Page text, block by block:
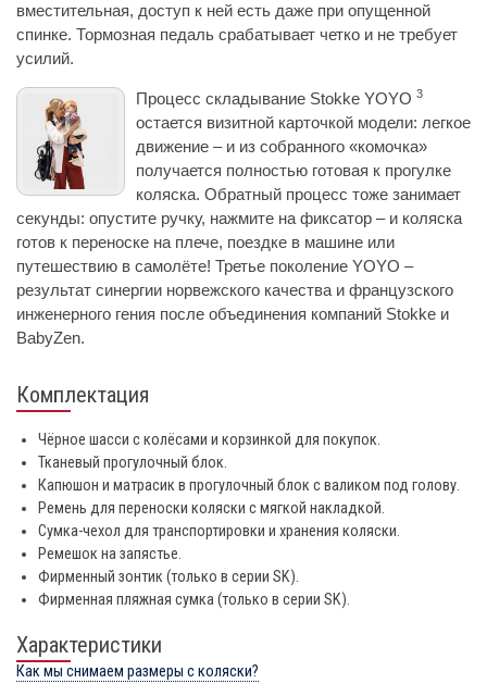
вместительная, доступ к ней есть даже при опущенной
спинке. Тормозная педаль срабатывает четко и не требует
усилий.
Процесс складывание Stokke YOYO 3
остается визитной карточкой модели: легкое
движение – и из собранного «комочка»
получается полностью готовая к прогулке
коляска. Обратный процесс тоже занимает
секунды: опустите ручку, нажмите на фиксатор – и коляска
готов к переноске на плече, поездке в машине или
путешествию в самолёте! Третье поколение YOYO –
результат синергии норвежского качества и французского
инженерного гения после объединения компаний Stokke и
BabyZen.
Комплектация
Чёрное шасси с колёсами и корзинкой для покупок.
Тканевый прогулочный блок.
Капюшон и матрасик в прогулочный блок с валиком под голову.
Ремень для переноски коляски с мягкой накладкой.
Сумка-чехол для транспортировки и хранения коляски.
Ремешок на запястье.
Фирменный зонтик (только в серии SK).
Фирменная пляжная сумка (только в серии SK).
Характеристики
Как мы снимаем размеры с коляски?